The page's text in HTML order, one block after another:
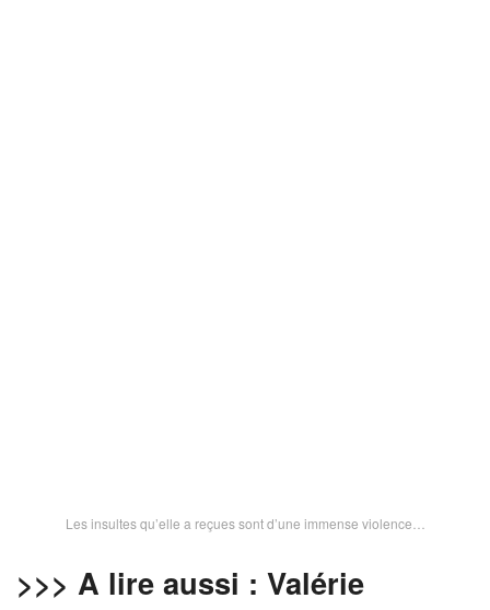
Les insultes qu’elle a reçues sont d’une immense violence…
>>> A lire aussi : Valérie